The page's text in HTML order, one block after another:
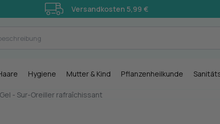
Versandkosten 5,99 €
Hygiene Mutter & Kind Pflanzenheilkunde
- Sur-Oreiller rafraîchissant